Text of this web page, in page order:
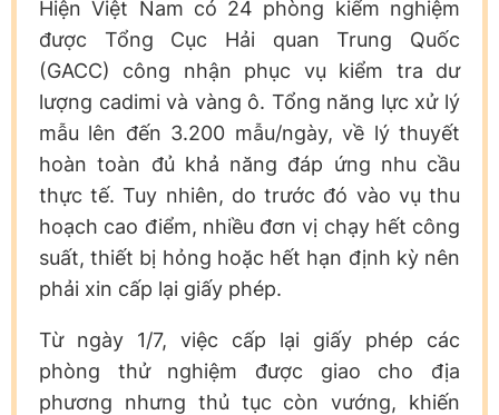
Hiện Việt Nam có 24 phòng kiểm nghiệm
được Tổng Cục Hải quan Trung Quốc
(GACC) công nhận phục vụ kiểm tra dư
lượng cadimi và vàng ô. Tổng năng lực xử lý
mẫu lên đến 3.200 mẫu/ngày, về lý thuyết
hoàn toàn đủ khả năng đáp ứng nhu cầu
thực tế. Tuy nhiên, do trước đó vào vụ thu
hoạch cao điểm, nhiều đơn vị chạy hết công
suất, thiết bị hỏng hoặc hết hạn định kỳ nên
phải xin cấp lại giấy phép.
Từ ngày 1/7, việc cấp lại giấy phép các
phòng thử nghiệm được giao cho địa
phương nhưng thủ tục còn vướng, khiến